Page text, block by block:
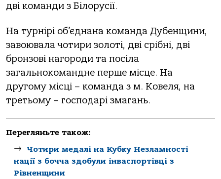
дві команди з Білорусії.
На турнірі об’єднана команда Дубенщини,
завоювала чотири золоті, дві срібні, дві
бронзові нагороди та посіла
загальнокомандне перше місце. На
другому місці – команда з м. Ковеля, на
третьому – господарі змагань.
Перегляньте також:
Чотири медалі на Кубку Незламності
нації з бочча здобули інваспортівці з
Рівненщини